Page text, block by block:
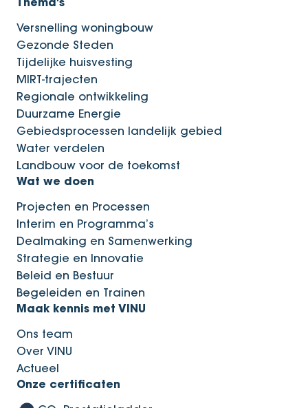
Versnelling woningbouw
Gezonde Steden
Tijdelijke huisvesting
MIRT-trajecten
Regionale ontwikkeling
Duurzame Energie
Gebiedsprocessen landelijk gebied
Water verdelen
Landbouw voor de toekomst
Wat we doen
Projecten en Processen
Interim en Programma’s
Dealmaking en Samenwerking
Strategie en Innovatie
Beleid en Bestuur
Begeleiden en Trainen
Maak kennis met VINU
Ons team
Over VINU
Actueel
Onze certificaten